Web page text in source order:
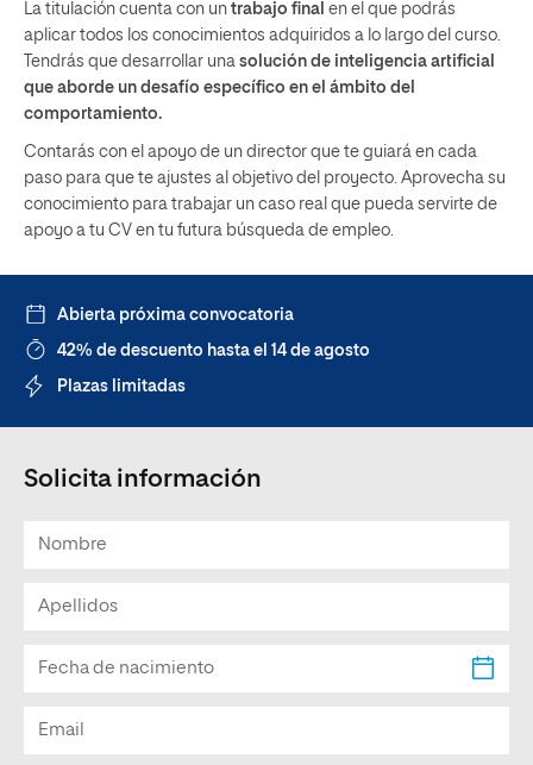
La titulación cuenta con un trabajo final en el que podrás
aplicar todos los conocimientos adquiridos a lo largo del curso.
Tendrás que desarrollar una solución de inteligencia artificial
que aborde un desafío específico en el ámbito del
comportamiento.
Contarás con el apoyo de un director que te guiará en cada
paso para que te ajustes al objetivo del proyecto. Aprovecha su
conocimiento para trabajar un caso real que pueda servirte de
apoyo a tu CV en tu futura búsqueda de empleo.
Abierta próxima convocatoria
42% de descuento hasta el 14 de agosto
Plazas limitadas
Solicita información